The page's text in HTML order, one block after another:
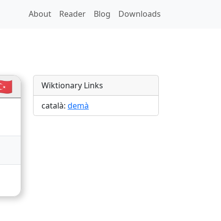
About Reader Blog Downloads
Wiktionary Links
català: demà